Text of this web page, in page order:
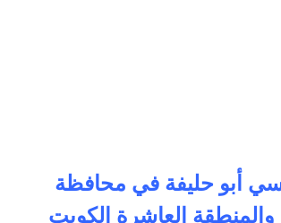
أبو حليفة في محافظة
العاشرة الكويت